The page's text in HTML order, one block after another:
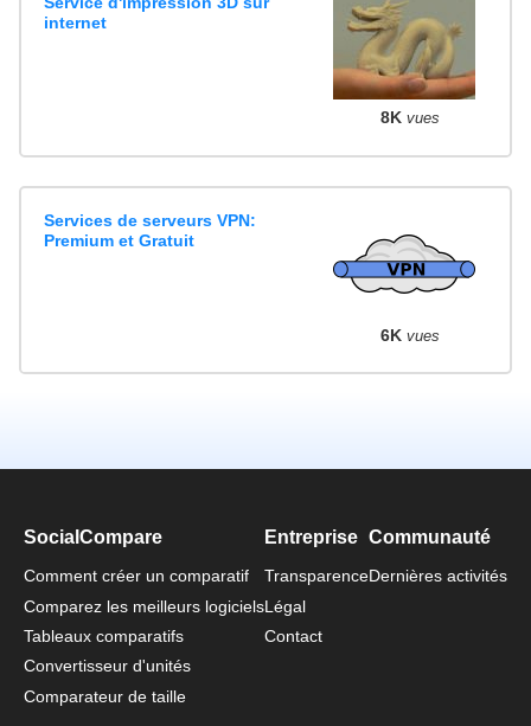
internet
8K vues
Services de serveurs VPN:
Premium et Gratuit
6K vues
SocialCompare
Comment créer un comparatif
Comparez les meilleurs logiciels
Tableaux comparatifs
Convertisseur d'unités
Comparateur de taille
Entreprise
Transparence
Légal
Contact
Communauté
Dernières activités